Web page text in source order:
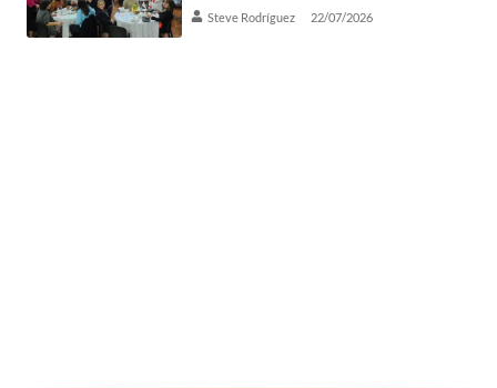
Steve Rodríguez 22/07/2026